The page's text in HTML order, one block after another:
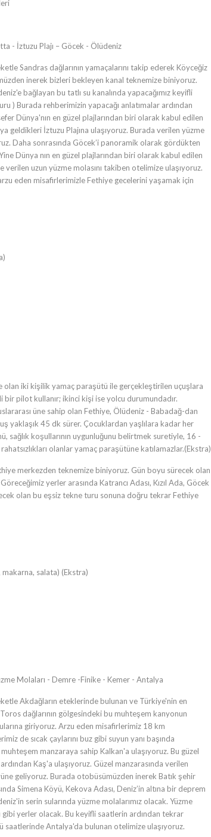
- İztuzu Plajı – Göcek - Ölüdeniz
Sandras dağlarının yamaçalarını takip ederek Köyceğiz
inerek bizleri bekleyen kanal teknemize biniyoruz.
bağlayan bu tatlı su kanalında yapacağımız keyifli
) Burada rehberimizin yapacağı anlatımalar ardından
Dünya'nın en güzel plajlarından biri olarak kabul edilen
geldikleri İztuzu Plajına ulaşıyoruz. Burada verilen yüzme
Daha sonrasında Göcek’i panoramik olarak gördükten
Dünya nın en güzel plajlarından biri olarak kabul edilen
verilen uzun yüzme molasını takiben otelimize ulaşıyoruz.
eden misafirlerimizle Fethiye gecelerini yaşamak için
iki kişilik yamaç paraşütü ile gerçekleştirilen uçuşlara
pilot kullanır; ikinci kişi ise yolcu durumundadır.
üne sahip olan Fethiye, Ölüdeniz - Babadağ-dan
yaklaşık 45 dk sürer. Çocuklardan yaşlılara kadar her
sağlık koşullarının uygunluğunu belirtmek suretiyle, 16 -
olanlar yamaç paraşütüne katılamazlar.(Ekstra)
merkezden teknemize biniyoruz. Gün boyu sürecek olan
yerler arasında Katrancı Adası, Kızıl Ada, Göcek
olan bu eşsiz tekne turu sonuna doğru tekrar Fethiye
salata) (Ekstra)
Molaları - Demre -Finike - Kemer - Antalya
Akdağların eteklerinde bulunan ve Türkiye'nin en
dağlarının gölgesindeki bu muhteşem kanyonun
giriyoruz. Arzu eden misafirlerimiz 18 km
de sıcak çaylarını buz gibi suyun yanı başında
manzaraya sahip Kalkan'a ulaşıyoruz. Bu güzel
Kaş'a ulaşıyoruz. Güzel manzarasında verilen
geliyoruz. Burada otobüsümüzden inerek Batık şehir
Simena Köyü, Kekova Adası, Deniz’in altına bir deprem
serin sularında yüzme molalarımız olacak. Yüzme
gibi yerler olacak. Bu keyifli saatlerin ardından tekrar
Antalya'da bulunan otelimize ulaşıyoruz.